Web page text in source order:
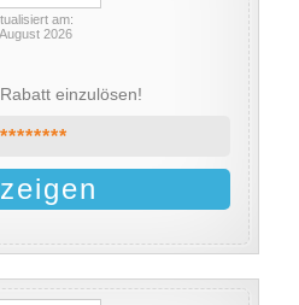
am:
2026
einzulösen!